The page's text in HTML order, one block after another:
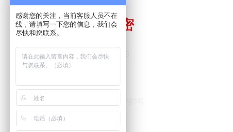
邮箱：ljl@jtssk.com
手机：180 2898 6179
电话：0769-8158 8999
井田精密
感谢您的关注，当前客服人员不在
线，请填写一下您的信息，我们会
尽快和您联系。